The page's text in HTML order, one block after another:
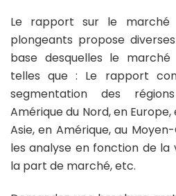
Le rapport sur le marché
plongeants propose
base desquelles le
telles que : Le rapport
segmentation des
Amérique du Nord, en
Asie, en Amérique, au
les analyse en fonction de la
la part de marché, etc.